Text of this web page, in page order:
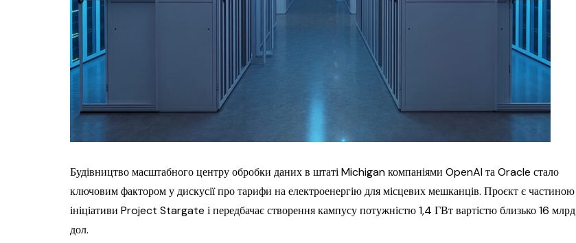
Будівництво масштабного центру обробки даних в штаті Michigan компаніями OpenAI та Oracle стало
ключовим фактором у дискусії про тарифи на електроенергію для місцевих мешканців. Проєкт є частиною
ініціативи Project Stargate і передбачає створення кампусу потужністю 1,4 ГВт вартістю близько 16 млрд
дол.